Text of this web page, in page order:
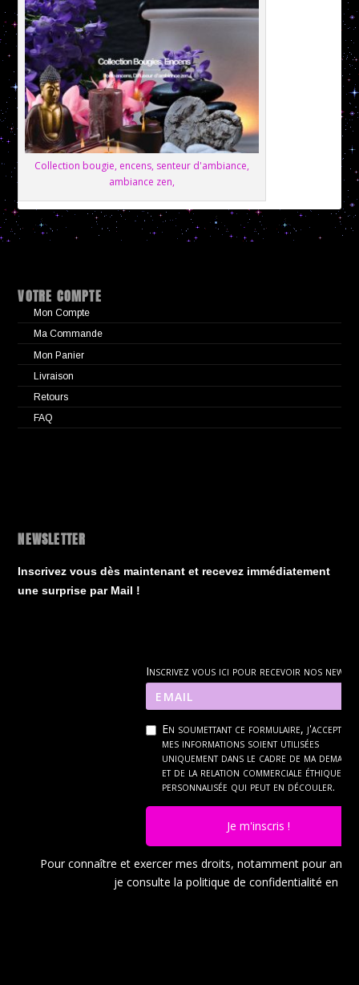
Collection bougie, encens, senteur d'ambiance,
ambiance zen,
VOTRE COMPTE
Mon Compte
Ma Commande
Mon Panier
Livraison
Retours
FAQ
NEWSLETTER
Inscrivez vous dès maintenant et recevez immédiatement
une surprise par Mail !
Inscrivez vous ici pour recevoir nos news
En soumettant ce formulaire, j'accepte
mes informations soient utilisées
uniquement dans le cadre de ma
et de la relation commerciale éthique et
personnalisée qui peut en découler.
Je m'inscris !
Pour connaître et exercer mes droits, notamment pour
je consulte la politique de confidentialité en